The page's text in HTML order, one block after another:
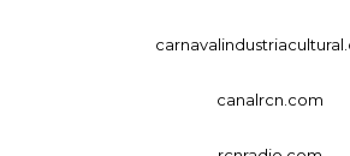
canalrcn.com